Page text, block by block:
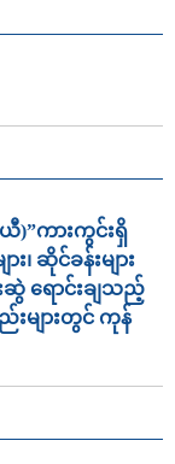
ယီ)”ကားကွင်းရှိ
၊ ဆိုင်ခန်းများ
းဆွဲ ရောင်းချသည့်
းများတွင် ကုန်